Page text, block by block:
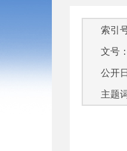
索引
文号：
公开
主题